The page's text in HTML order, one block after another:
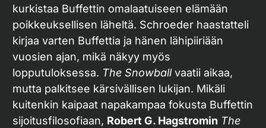
kurkistaa Buffettin omalaatuiseen elämään
poikkeuksellisen läheltä. Schroeder haastatteli
kirjaa varten Buffettia ja hänen lähipiiriään
vuosien ajan, mikä näkyy myös
lopputuloksessa. The Snowballvaatii aikaa,
mutta palkitsee kärsivällisen lukijan. Mikäli
kuitenkin kaipaat napakampaa fokusta Buffettin
sijoitusfilosofiaan, Robert G. Hagstromin The